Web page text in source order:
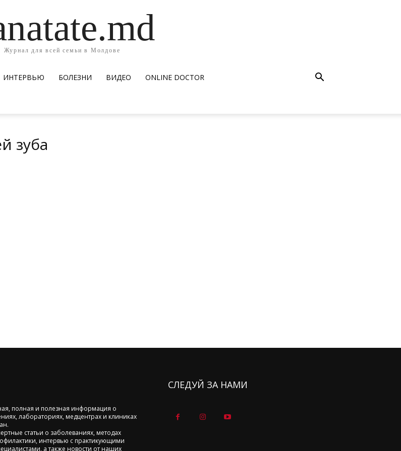
Журнал для всей семьи в Молдове
ИНТЕРВЬЮ БОЛЕЗНИ ВИДЕО ОNLINE DOCTOR
зуба
полная и полезная информация о
лабораториях, медцентрах и клиниках
статьи о заболеваниях, методах
интервью с практикующими
а также новости от наших
СЛЕДУЙ ЗА НАМИ